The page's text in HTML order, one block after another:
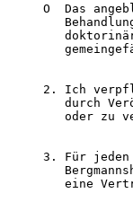
O  Das
2. Ich
durch
oder zu
3. Für
eine